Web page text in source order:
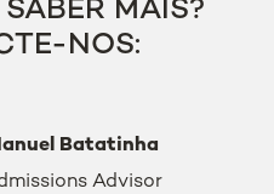
MAIS?
NOS:
Batatinha
Advisor